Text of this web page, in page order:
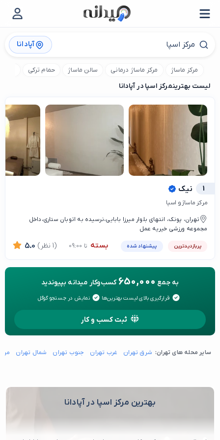
آپادانا
مرکز ماساژ مرکز ماساژ درمانی سالن ماساژ حمام ترکی
لیست بهترینمرکز اسپا در آپادانا
1 نیک
مرکز ماساژ و اسپا
تهران، پونک، انتهای بلوار میرزا بابایی،نرسیده به اتوبان ستاری،داخل
مجموعه ورزشی خیریه عمل
پربازدیدترین پیشنهاد شده بسته تا 09:00 5.0 (1 نظر)
به جمع 650,000 کسب‌وکار میدانه بپیوندید
قرارگیری بالای لیست بهترین‌ها نمایش در جستجو گوگل
ثبت کسب و کار
سایر محله های تهران: شرق تهران غرب تهران جنوب تهران شمال تهران
بهترین مرکز اسپا در آپادانا